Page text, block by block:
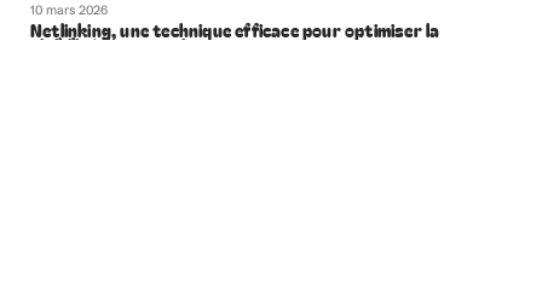
10 mars 2026
Netlinking, une technique efficace pour optimiser la
visibilité de votre site